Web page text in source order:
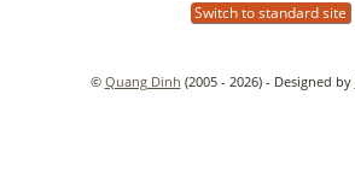
Switch to standard site
© Quang Dinh (2005 - 2026) - Designed by